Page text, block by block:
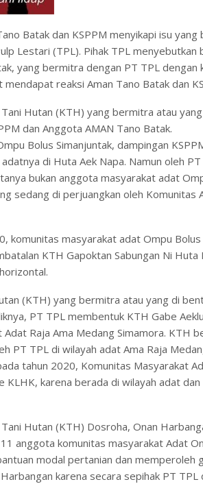
Batak dan KSPPM menyikapi isu
Lestari (TPL). Pihak TPL menyebutkan
yang bermitra dengan PT TPL
reaksi Aman Tano Batak dan
Hutan (KTH) yang bermitra atau
dan Anggota AMAN Tano Batak.
Bolus Simanjuntak, dampingan
di Huta Aek Napa. Namun oleh
bukan anggota masyarakat adat
sedang di perjuangkan oleh Komunitas
komunitas masyarakat adat Ompu
KTH Gapoktan Sabungan Ni
(KTH) yang bermitra atau yang di
PT TPL membentuk KTH Gabe
Raja Ama Medang Simamora. KTH
PT TPL di wilayah adat Ama Raja
tahun 2020, Komunitas Masyarakat
KLHK, karena berada di wilayah adat
Hutan (KTH) Dosroha, Onan
anggota komunitas masyarakat Adat
modal pertanian dan memperoleh
karena secara sepihak PT